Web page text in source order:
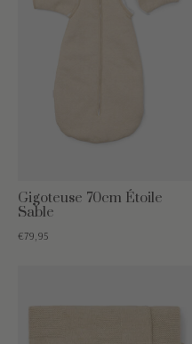
Gigoteuse 70cm Étoile
Sable
€79,95